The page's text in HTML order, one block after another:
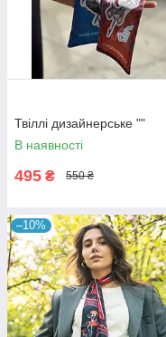
Твіллі дизайнерське ""
В наявності
495 ₴ 550 ₴
–10%